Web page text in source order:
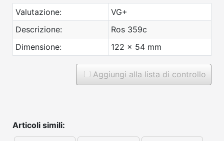
Valutazione:
VG+
Descrizione:
Ros 359c
Dimensione:
122 x 54 mm
Aggiungi alla lista di controllo
Articoli simili: